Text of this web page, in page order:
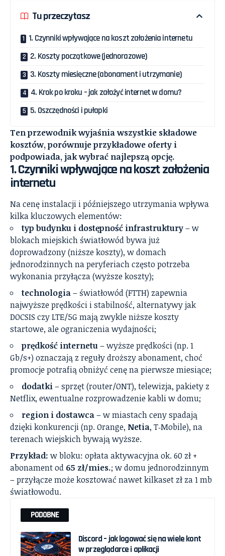
Tu przeczytasz
1. Czynniki wpływające na koszt założenia internetu
2. Koszty początkowe (jednorazowe)
3. Koszty miesięczne (abonament i utrzymanie)
4. Krok po kroku – jak założyć internet w domu?
5. Oszczędności i pułapki
Ten przewodnik wyjaśnia wszystkie składowe
kosztów, porównuje przykładowe oferty i
podpowiada, jak wybrać najlepszą opcję.
1. Czynniki wpływające na koszt założenia
internetu
Na cenę instalacji i późniejszego utrzymania wpływa
kilka kluczowych elementów:
typ budynku i dostępność infrastruktury– w
blokach miejskich światłowód bywa już
doprowadzony (niższe koszty), w domach
jednorodzinnych na peryferiach często potrzeba
wykonania przyłącza (wyższe koszty);
technologia– światłowód (FTTH) zapewnia
najwyższe prędkości i stabilność, alternatywy jak
DOCSIS czy LTE/5G mają zwykle niższe koszty
startowe, ale ograniczenia wydajności;
prędkość internetu– wyższe prędkości (np. 1
Gb/s+) oznaczają z reguły droższy abonament, choć
promocje potrafią obniżyć cenę na pierwsze miesiące;
dodatki– sprzęt (router/ONT), telewizja, pakiety z
Netflix, ewentualne rozprowadzenie kabli w domu;
region i dostawca– w miastach ceny spadają
dzięki konkurencji (np. Orange, Netia, T‑Mobile), na
terenach wiejskich bywają wyższe.
Przykład: w bloku: opłata aktywacyjna ok. 60 zł +
abonament od 65 zł/mies.; w domu jednorodzinnym
– przyłącze może kosztować nawet kilkaset zł za 1 mb
światłowodu.
PODOBNE
Discord – jak logować się na wiele kont
w przeglądarce i aplikacji